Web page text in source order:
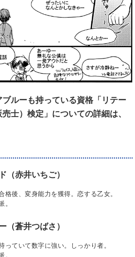
ルーも持っている資格「リテー
士）検定」についての詳細は、
赤井いちご）
格後、変身能力を獲得。恋する乙女。
。
蒼井つばさ）
っていて数字に強い。しっかり者。
。